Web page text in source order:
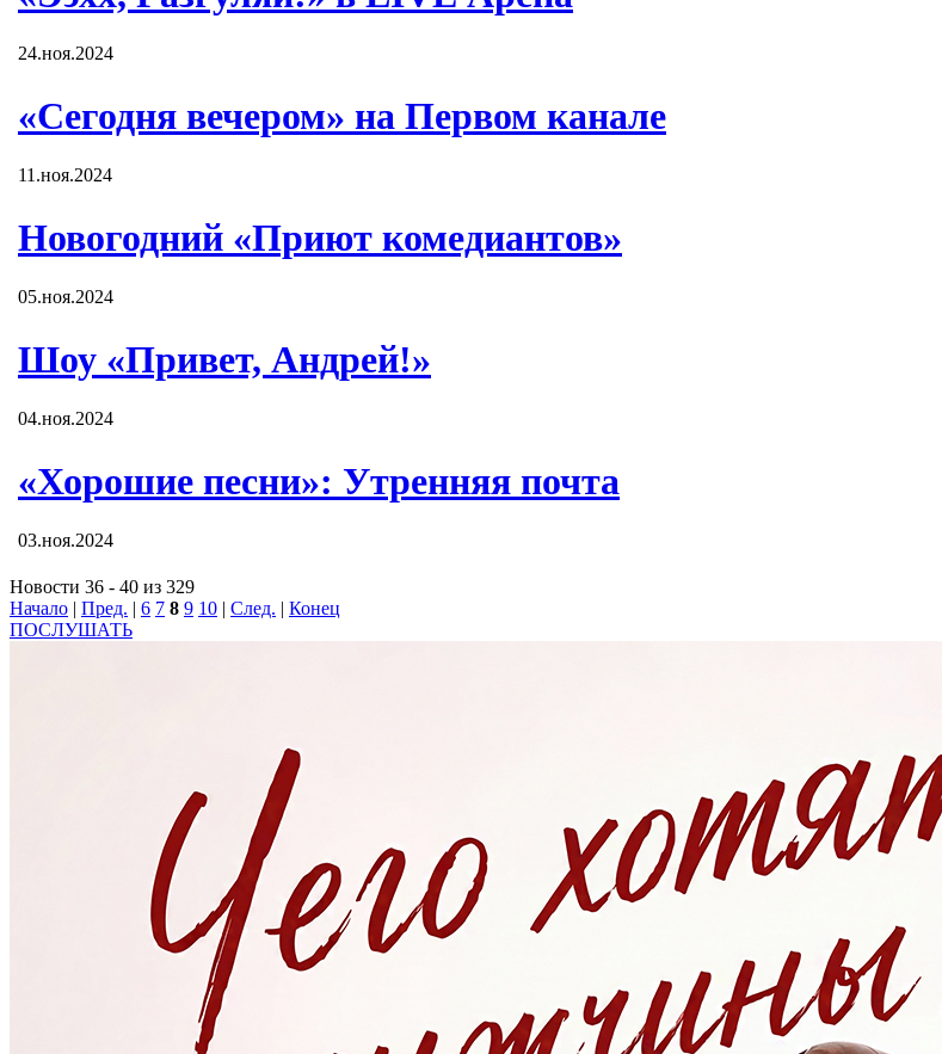
24.ноя.2024
«Сегодня вечером» на Первом канале
11.ноя.2024
Новогодний «Приют комедиантов»
05.ноя.2024
Шоу «Привет, Андрей!»
04.ноя.2024
«Хорошие песни»: Утренняя почта
03.ноя.2024
Новости 36 - 40 из 329
Начало | Пред. | 6 7 8 9 10 | След. | Конец
ПОСЛУШАТЬ